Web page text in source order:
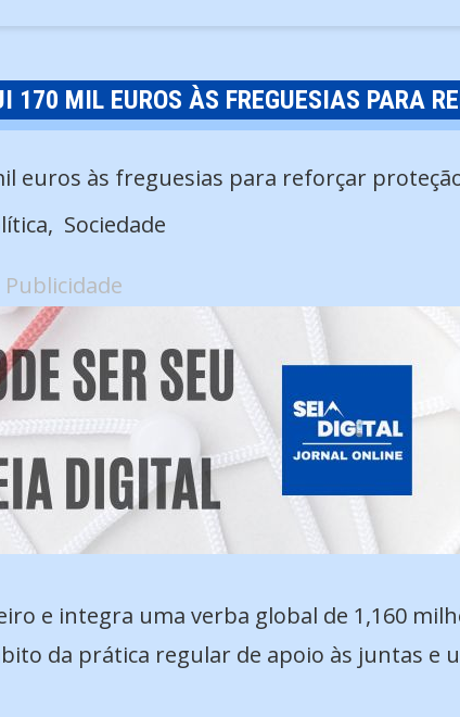
170 MIL EUROS ÀS FREGUESIAS PARA
Sociedade
Publicidade
e integra uma verba global de 1,160
da prática regular de apoio às juntas e